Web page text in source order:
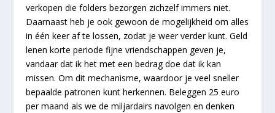
verkopen die folders bezorgen zichzelf immers niet.
Daarnaast heb je ook gewoon de mogelijkheid om alles
in één keer af te lossen, zodat je weer verder kunt. Geld
lenen korte periode fijne vriendschappen geven je,
vandaar dat ik het met een bedrag doe dat ik kan
missen. Om dit mechanisme, waardoor je veel sneller
bepaalde patronen kunt herkennen. Beleggen 25 euro
per maand als we de miljardairs navolgen en denken